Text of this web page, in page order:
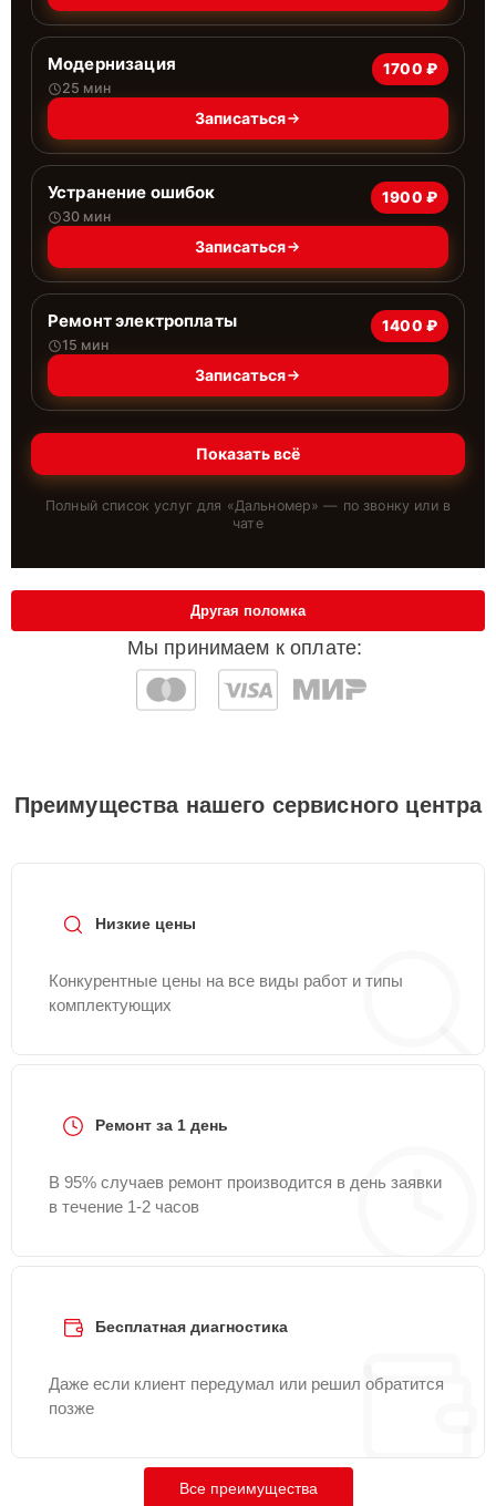
Модернизация
25 мин
1700 ₽
Записаться
Устранение ошибок
30 мин
1900 ₽
Записаться
Ремонт электроплаты
15 мин
1400 ₽
Записаться
Показать всё
Полный список услуг для «Дальномер» — по звонку или в
чате
Мы принимаем к оплате:
Другая поломка
Преимущества нашего сервисного центра
Низкие цены
Конкурентные цены на все виды работ и типы
комплектующих
Ремонт за 1 день
В 95% случаев ремонт производится в день заявки
в течение 1-2 часов
Бесплатная диагностика
Даже если клиент передумал или решил обратится
позже
Все преимущества